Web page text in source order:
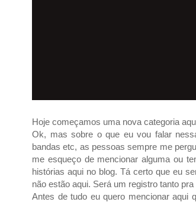
Hoje começamos uma nova categoria
Ok, mas sobre o que eu vou falar
bandas etc, as pessoas sempre me
me esqueço de mencionar alguma ou
histórias aqui no blog. Tá certo que eu
não estão aqui. Será um registro tanto
Antes de tudo eu quero mencionar aqui